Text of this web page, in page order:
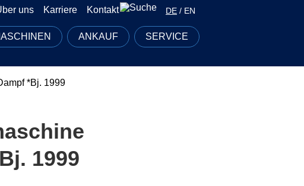
uns Karriere Kontakt DE / EN
ANKAUF SERVICE
*Bj. 1999
1999